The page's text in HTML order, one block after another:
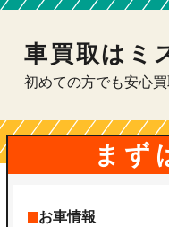
車買取はミ
初めての方でも安心買
まず
お車情報